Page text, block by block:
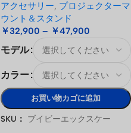
アクセサリー, プロジェクターマ
ウント＆スタンド
￥32,900 – ￥47,900
モデル
カラー
お買い物カゴに追加
SKU： ブイビーエックスケー